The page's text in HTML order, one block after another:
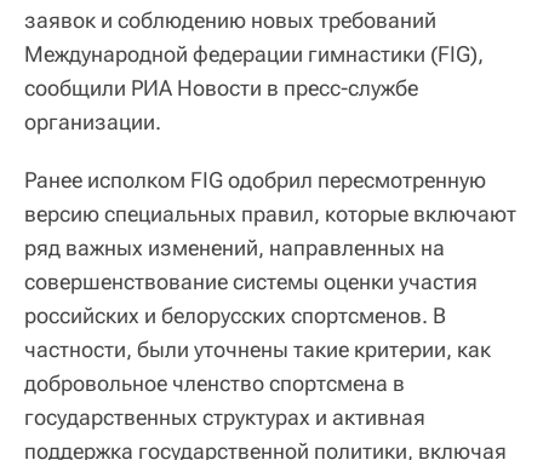
заявок и соблюдению новых требований
Международной федерации гимнастики (FIG),
сообщили РИА Новости в пресс-службе
организации.
​Ранее исполком FIG одобрил пересмотренную
версию специальных правил, которые включают
ряд важных изменений, направленных на
совершенствование системы оценки участия
российских и белорусских спортсменов. В
частности, были уточнены такие критерии, как
добровольное членство спортсмена в
государственных структурах и активная
поддержка государственной политики, включая